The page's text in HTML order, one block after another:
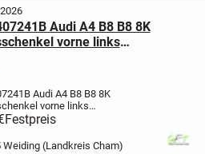
Audi A4 B8 B8 8K
vorne links
Audi A4 B8 B8 8K
vorne links
Material:
Herstellernummer:
Hersteller:
Festpreis
Weiding (Landkreis Cham)